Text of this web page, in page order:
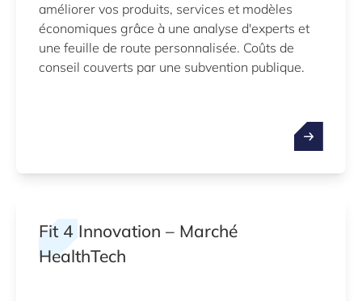
améliorer vos produits, services et modèles
économiques grâce à une analyse d'experts et
une feuille de route personnalisée. Coûts de
conseil couverts par une subvention publique.
Fit 4 Innovation – Marché
HealthTech